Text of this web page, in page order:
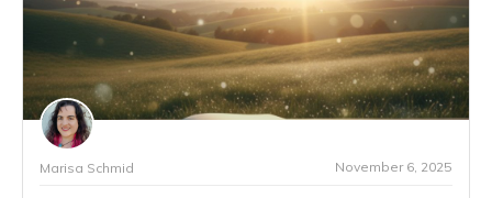
Marisa Schmid November 6, 2025